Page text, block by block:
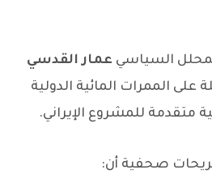
السياسي عمار القدسي
على الممرات المائية الدولية
متقدمة للمشروع الإيراني.
صحفية أن: